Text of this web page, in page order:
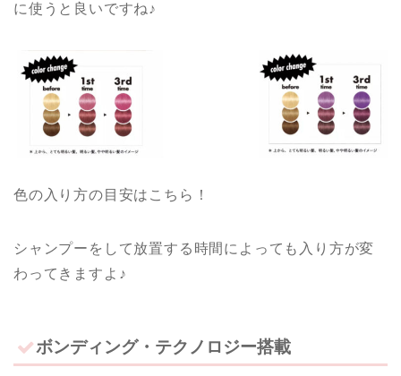
に使うと良いですね♪
色の入り方の目安はこちら！
シャンプーをして放置する時間によっても入り方が変
わってきますよ♪
ボンディング・テクノロジー搭載